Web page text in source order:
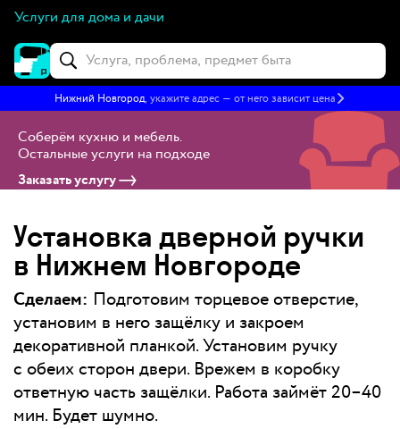
Услуги для дома и дачи
Нижний Новгород, укажите адрес — от него зависит цена
Соберём кухню и мебель.
Остальные услуги на подходе
Заказать услугу
Установка дверной ручки
в Нижнем Новгороде
Сделаем: Подготовим торцевое отверстие,
установим в него защёлку и закроем
декоративной планкой. Установим ручку
с обеих сторон двери. Врежем в коробку
ответную часть защёлки. Работа займёт 20–40
мин. Будет шумно.